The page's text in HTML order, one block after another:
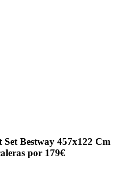
Bestway 457x122 Cm
por 179€